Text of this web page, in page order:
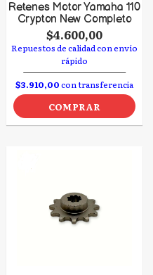
Retenes Motor Yamaha 110
Crypton New Completo
$4.600,00
Repuestos de calidad con envío
rápido
$3.910,00con transferencia
COMPRAR